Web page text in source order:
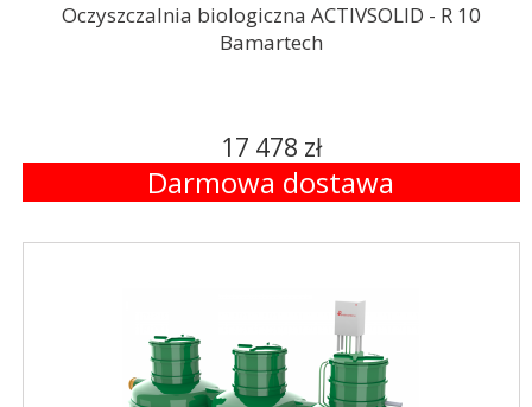
Oczyszczalnia biologiczna ACTIVSOLID - R 10
Bamartech
17 478 zł
Darmowa dostawa